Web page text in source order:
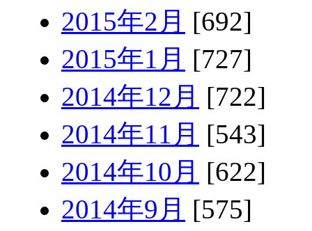
2015年2月 [692]
2015年1月 [727]
2014年12月 [722]
2014年11月 [543]
2014年10月 [622]
2014年9月 [575]